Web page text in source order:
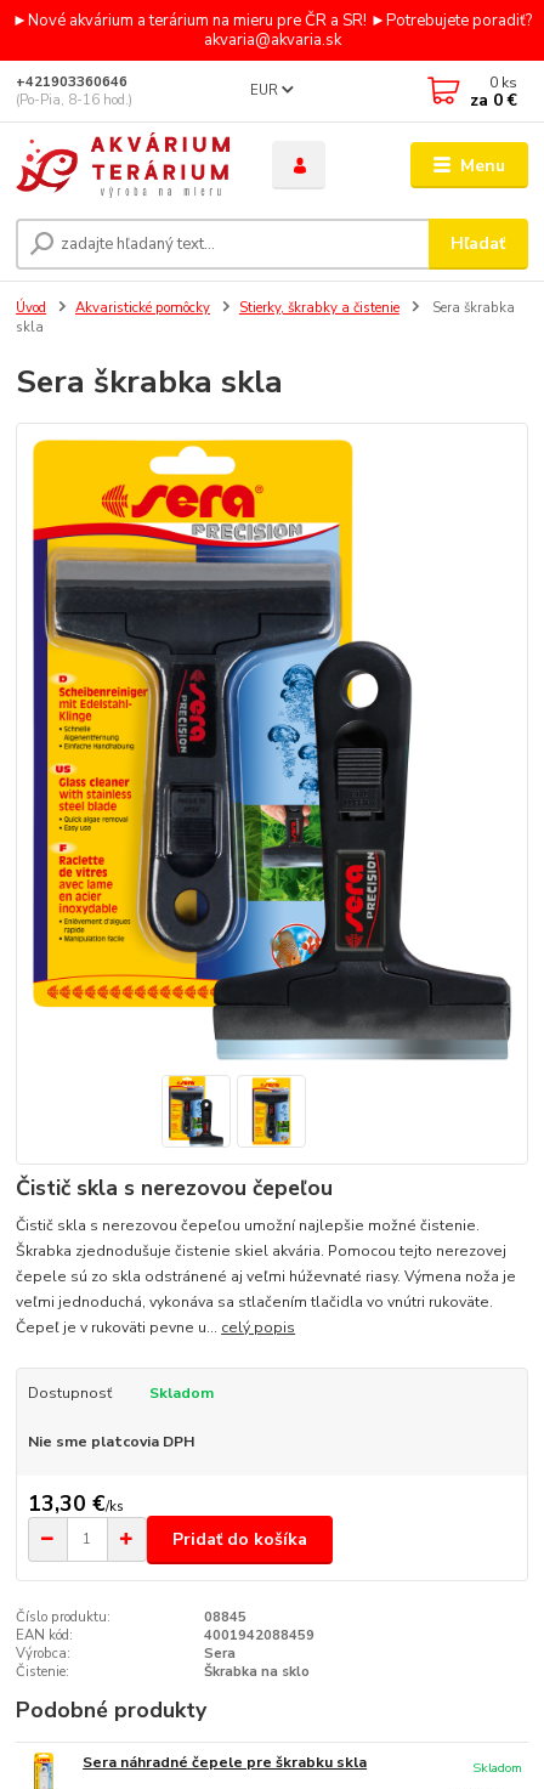
►Nové akvárium a terárium na mieru pre ČR a SR! ►Potrebujete poradiť?
akvaria@akvaria.sk
Menu
EUR
Hľadať
+421903360646
(Po-Pia, 8-16 hod.)
0 ks
za 0 €
Úvod Akvaristické pomôcky Stierky, škrabky a čistenie
Sera škrabka
skla
Sera škrabka skla
Čistič skla s nerezovou čepeľou
Čistič skla s nerezovou čepeľou umožní najlepšie možné čistenie.
Škrabka zjednodušuje čistenie skiel akvária. Pomocou tejto nerezovej
čepele sú zo skla odstránené aj veľmi húževnaté riasy. Výmena noža je
veľmi jednoduchá, vykonáva sa stlačením tlačidla vo vnútri rukoväte.
Čepeľ je v rukoväti pevne u... celý popis
Dostupnosť Skladom
Nie sme platcovia DPH
13,30 €/ks
Pridať do košíka
Číslo produktu:
08845
EAN kód:
4001942088459
Výrobca:
Sera
Čistenie:
Škrabka na sklo
Podobné produkty
Sera náhradné čepele pre škrabku skla
Skladom